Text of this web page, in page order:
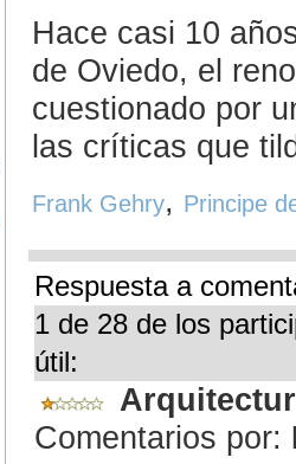
Hace casi 10
de Oviedo, el
cuestionado por
las críticas que
Frank Gehry, Principe
Respuesta a
1 de 28 de los
útil:
Comentarios por: